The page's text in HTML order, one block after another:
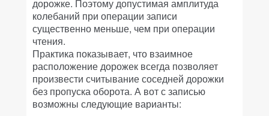
дорожке. Поэтому допустимая амплитуда
колебаний при операции записи
существенно меньше, чем при операции
чтения.
Практика показывает, что взаимное
расположение дорожек всегда позволяет
произвести считывание соседней дорожки
без пропуска оборота. А вот с записью
возможны следующие варианты: